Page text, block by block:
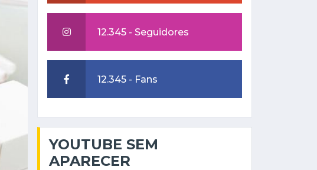
12.345 - Seguidores
12.345 - Fans
YOUTUBE SEM
APARECER